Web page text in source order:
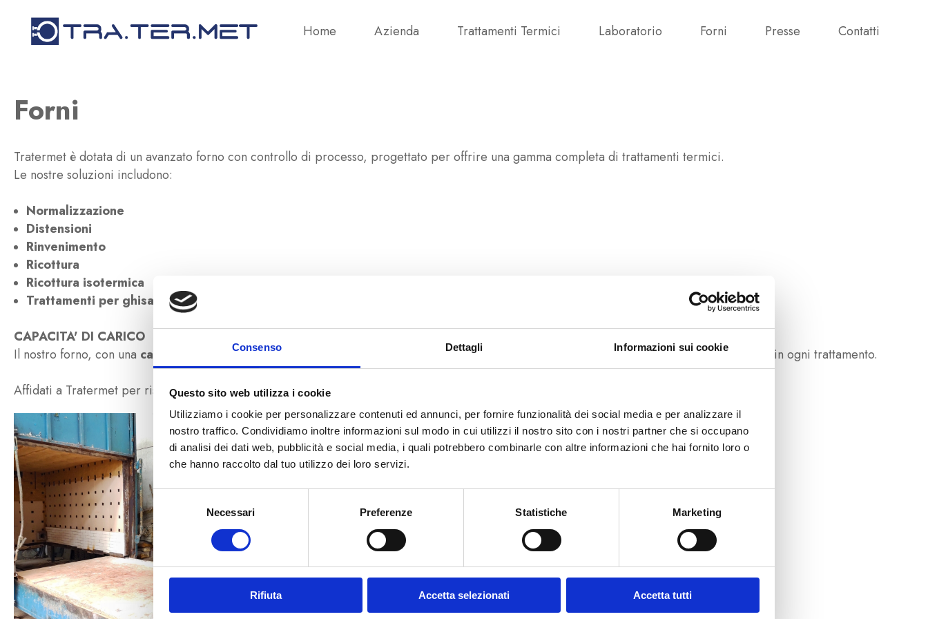
Consenso Dettagli Informazioni sui cookie
Questo sito web utilizza i cookie
Utilizziamo i cookie per personalizzare contenuti ed annunci, per fornire funzionalità dei social media e per analizzare il
nostro traffico. Condividiamo inoltre informazioni sul modo in cui utilizzi il nostro sito con i nostri partner che si occupano
di analisi dei dati web, pubblicità e social media, i quali potrebbero combinarle con altre informazioni che hai fornito loro o
che hanno raccolto dal tuo utilizzo dei loro servizi.
Selezione
del
consenso
Necessari Preferenze Statistiche Marketing
Rifiuta Accetta selezionati Accetta tutti
Home Azienda Trattamenti Termici Laboratorio Forni Presse Contatti
Forni
Tratermet è dotata di un avanzato forno con controllo di processo, progettato per offrire una gamma completa di trattamenti termici.
Le nostre soluzioni includono:
Normalizzazione
Distensioni
Rinvenimento
Ricottura
Ricottura isotermica
Trattamenti per ghisa sferoidale
CAPACITA' DI CARICO
Il nostro forno, con una capacità di caricomassima di 3500x2000x2000 mm e un peso massimo di 7000 kg, garantisce precisione e qualità in ogni trattamento.
Affidati a Tratermet per risultati impeccabili nel trattamento termico dei tuoi metalli.